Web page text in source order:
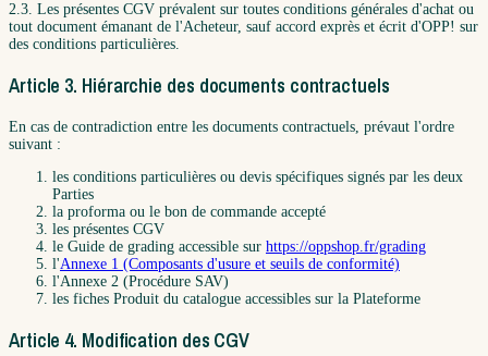
2.3. Les présentes CGV prévalent sur toutes conditions générales d'achat ou
tout document émanant de l'Acheteur, sauf accord exprès et écrit d'OPP! sur
des conditions particulières.
Article 3. Hiérarchie des documents contractuels
En cas de contradiction entre les documents contractuels, prévaut l'ordre
suivant :
les conditions particulières ou devis spécifiques signés par les deux
Parties
la proforma ou le bon de commande accepté
les présentes CGV
le Guide de grading accessible sur https://oppshop.fr/grading
l'Annexe 1 (Composants d'usure et seuils de conformité)
l'Annexe 2 (Procédure SAV)
les fiches Produit du catalogue accessibles sur la Plateforme
Article 4. Modification des CGV